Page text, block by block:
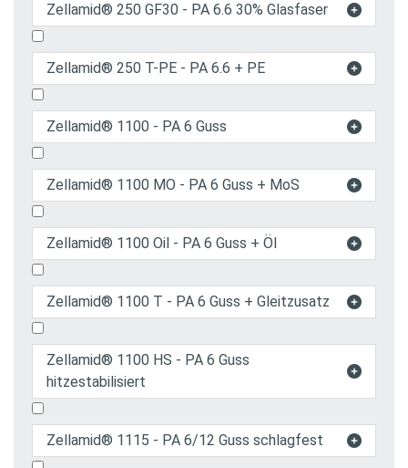
Zellamid® 250 GF30 - PA 6.6 30% Glasfaser 
Zellamid® 250 T-PE - PA 6.6 + PE 
Zellamid® 1100 - PA 6 Guss 
Zellamid® 1100 MO - PA 6 Guss + MoS 
Zellamid® 1100 Oil - PA 6 Guss + Öl 
Zellamid® 1100 T - PA 6 Guss + Gleitzusatz 
Zellamid® 1100 HS - PA 6 Guss
hitzestabilisiert

Zellamid® 1115 - PA 6/12 Guss schlagfest 